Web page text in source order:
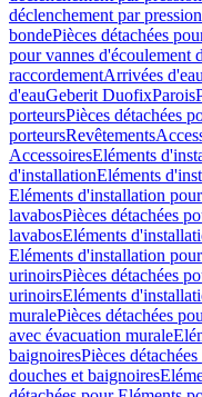
déclenchement par
bondePièces détachées
pour vannes d'écoulement
raccordementArrivées d'eau
d'eauGeberit DuofixParois
porteursPièces détachées
porteursRevêtements
AccessoiresEléments
d'installationEléments
Eléments d'installation
lavabosPièces détachées
lavabosEléments
Eléments d'installation
urinoirsPièces détachées
urinoirsEléments
muralePièces détachées
avec évacuation murale
baignoiresPièces
douches et baignoires